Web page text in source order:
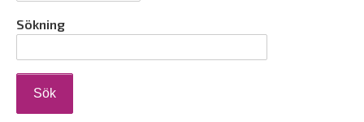
Sökning